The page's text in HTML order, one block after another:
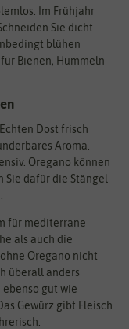
Im Frühjahr
Sie dicht
blühen
Bienen, Hummeln
Dost frisch
Aroma.
Oregano können
Sie dafür die Stängel
für mediterrane
als auch die
Oregano nicht
überall anders
gut wie
Gewürz gibt Fleisch